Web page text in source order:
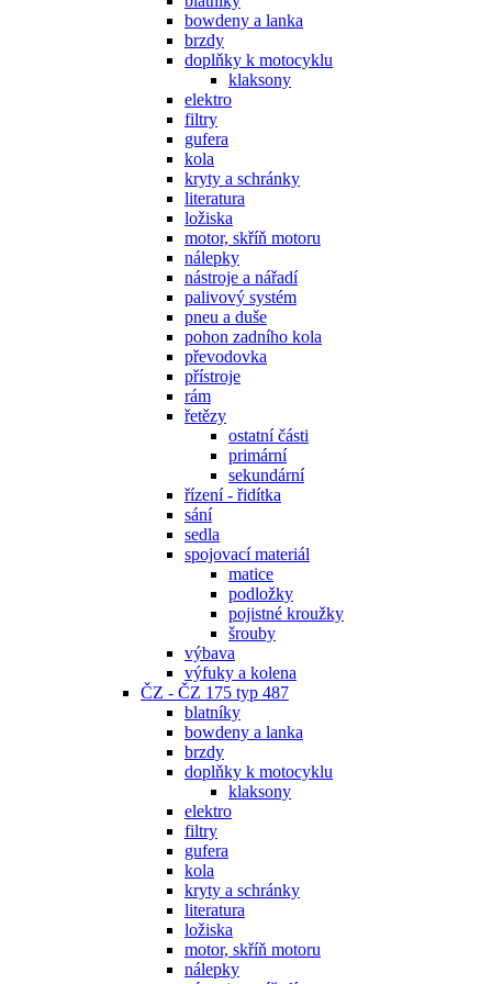
bowdeny a lanka
brzdy
doplňky k motocyklu
klaksony
elektro
filtry
gufera
kola
kryty a schránky
literatura
ložiska
motor, skříň motoru
nálepky
nástroje a nářadí
palivový systém
pneu a duše
pohon zadního kola
převodovka
přístroje
rám
řetězy
ostatní části
primární
sekundární
řízení - řidítka
sání
sedla
spojovací materiál
matice
podložky
pojistné kroužky
šrouby
výbava
výfuky a kolena
ČZ - ČZ 175 typ 487
blatníky
bowdeny a lanka
brzdy
doplňky k motocyklu
klaksony
elektro
filtry
gufera
kola
kryty a schránky
literatura
ložiska
motor, skříň motoru
nálepky